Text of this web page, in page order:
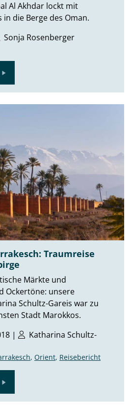
Al Akhdar lockt mit
die Berge des Oman.
Sonja Rosenberger
Traumreise
Märkte und
Ockertöne: unsere
Schultz-Gareis war zu
Stadt Marokkos.
|
Katharina Schultz-
, Orient, Reisebericht